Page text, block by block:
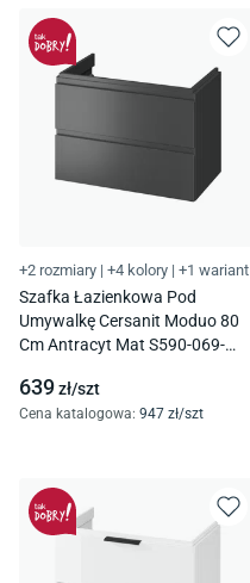
+2 rozmiary | +4 kolory | +1 wariant
Szafka Łazienkowa Pod
Umywalkę Cersanit Moduo 80
Cm Antracyt Mat S590-069-
639zł/szt
Cena katalogowa: 947 zł/szt